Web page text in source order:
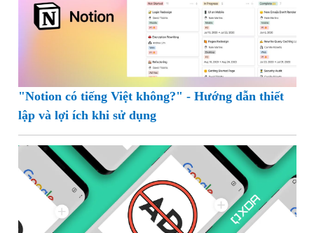
"Notion có tiếng Việt không?" - Hướng dẫn thiết
lập và lợi ích khi sử dụng